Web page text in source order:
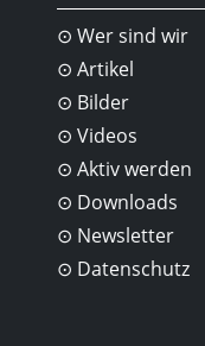
Wer sind wir
Artikel
Bilder
Videos
Aktiv werden
Downloads
Newsletter
Datenschutz